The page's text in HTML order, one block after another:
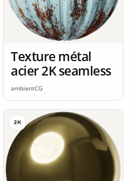
Texture métal
acier 2K seamless
ambientCG
2K